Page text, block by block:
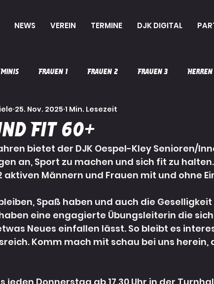
NEWS VEREIN TERMINE DJK DIGITAL
Minis Frauen 1 Frauen 2 Frauen 3 Herren
mC-Jugend mD-Jugend
Sportakrobatik Karate Herren 3
Fit 60+
25. Nov. 2025 1 Min. Lesezeit
bietet der DJK Oespel-Kley Senioren/
an, Sport zu machen und sich fit zu
aktiven Männern und Frauen mit und ohne
Spaß haben und auch die
eine engagierte Übungsleiterin die
Neues einfallen lässt. So bleibt es
Komm mach mit schau bei uns herein,